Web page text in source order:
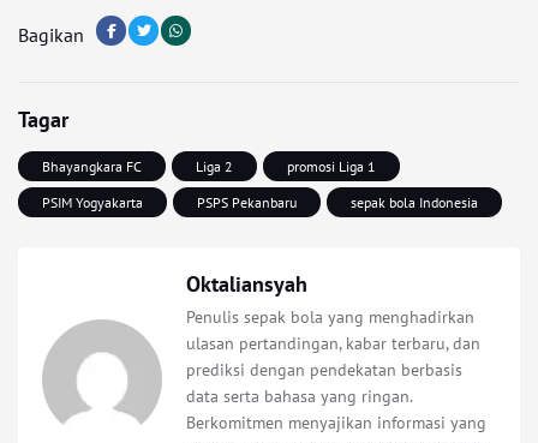
Bagikan
Tagar
Bhayangkara FC Liga 2
promosi Liga 1
PSIM Yogyakarta
PSPS Pekanbaru sepak bola Indonesia
Oktaliansyah
Penulis sepak bola yang menghadirkan
ulasan pertandingan, kabar terbaru, dan
prediksi dengan pendekatan berbasis
data serta bahasa yang ringan.
Berkomitmen menyajikan informasi yang